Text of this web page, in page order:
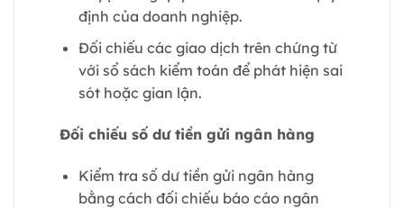
định của doanh nghiệp.
Đối chiếu các giao dịch trên chứng từ
với sổ sách kiểm toán để phát hiện sai
sót hoặc gian lận.
Đối chiếu số dư tiền gửi ngân hàng
Kiểm tra số dư tiền gửi ngân hàng
bằng cách đối chiếu báo cáo ngân